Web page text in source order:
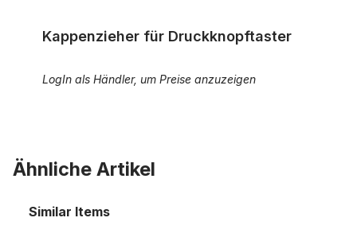
Kappenzieher für Druckknopftaster
LogIn als Händler, um Preise anzuzeigen
Ähnliche Artikel
Similar Items